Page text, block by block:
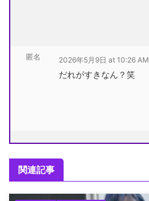
匿名 2026年5月9日 at 10:26 AM
だれがすきなん？笑
関連記事